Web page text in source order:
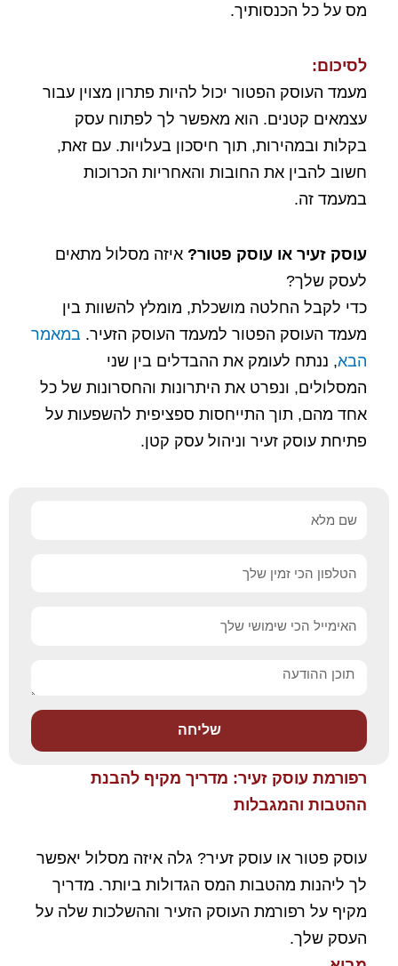
מס על כל הכנסותיך.
לסיכום:
מעמד העוסק הפטור יכול להיות פתרון מצוין עבור
עצמאים קטנים. הוא מאפשר לך לפתוח עסק
בקלות ובמהירות, תוך חיסכון בעלויות. עם זאת,
חשוב להבין את החובות והאחריות הכרוכות
במעמד זה.
עוסק זעיר או עוסק פטור? איזה מסלול מתאים
לעסק שלך?
כדי לקבל החלטה מושכלת, מומלץ להשוות בין
מעמד העוסק הפטור למעמד העוסק הזעיר. במאמר
הבא, ננתח לעומק את ההבדלים בין שני
המסלולים, ונפרט את היתרונות והחסרונות של כל
אחד מהם, תוך התייחסות ספציפית להשפעות על
פתיחת עוסק זעיר וניהול עסק קטן.
שם
טלפון
אימייל
הודעה
שליחה
רפורמת עוסק זעיר: מדריך מקיף להבנת
ההטבות והמגבלות
עוסק פטור או עוסק זעיר? גלה איזה מסלול יאפשר
לך ליהנות מהטבות המס הגדולות ביותר. מדריך
מקיף על רפורמת העוסק הזעיר וההשלכות שלה על
העסק שלך.